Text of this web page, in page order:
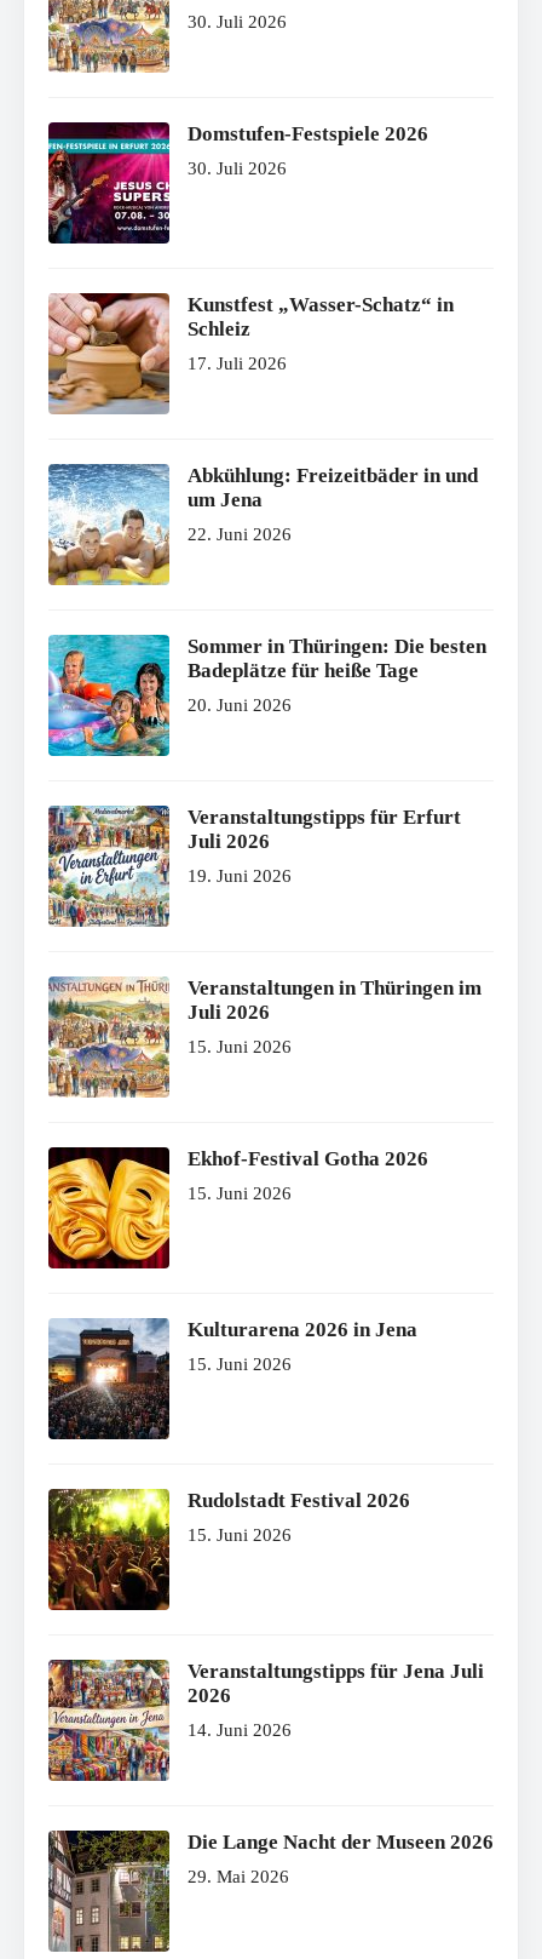
30. Juli 2026
Domstufen-Festspiele 2026
30. Juli 2026
Kunstfest „Wasser-Schatz“ in
Schleiz
17. Juli 2026
Abkühlung: Freizeitbäder in und
um Jena
22. Juni 2026
Sommer in Thüringen: Die besten
Badeplätze für heiße Tage
20. Juni 2026
Veranstaltungstipps für Erfurt
Juli 2026
19. Juni 2026
Veranstaltungen in Thüringen im
Juli 2026
15. Juni 2026
Ekhof-Festival Gotha 2026
15. Juni 2026
Kulturarena 2026 in Jena
15. Juni 2026
Rudolstadt Festival 2026
15. Juni 2026
Veranstaltungstipps für Jena Juli
2026
14. Juni 2026
Die Lange Nacht der Museen 2026
29. Mai 2026